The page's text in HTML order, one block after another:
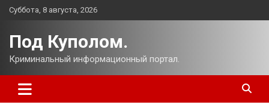
Перейти
Суббота, 8 августа, 2026
Под Куполом.
Криминальный информационный портал.